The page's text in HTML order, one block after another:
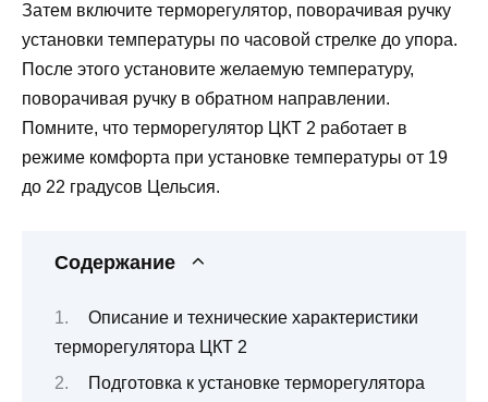
Затем включите терморегулятор, поворачивая ручку
установки температуры по часовой стрелке до упора.
После этого установите желаемую температуру,
поворачивая ручку в обратном направлении.
Помните, что терморегулятор ЦКТ 2 работает в
режиме комфорта при установке температуры от 19
до 22 градусов Цельсия.
Содержание
Описание и технические характеристики
терморегулятора ЦКТ 2
Подготовка к установке терморегулятора